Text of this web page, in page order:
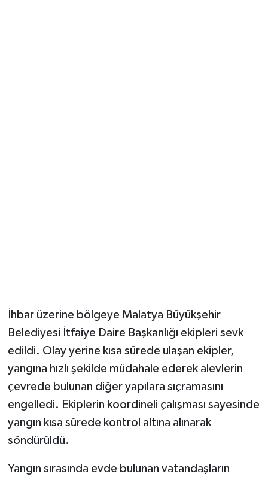
İhbar üzerine bölgeye Malatya Büyükşehir
Belediyesi İtfaiye Daire Başkanlığı ekipleri sevk
edildi. Olay yerine kısa sürede ulaşan ekipler,
yangına hızlı şekilde müdahale ederek alevlerin
çevrede bulunan diğer yapılara sıçramasını
engelledi. Ekiplerin koordineli çalışması sayesinde
yangın kısa sürede kontrol altına alınarak
söndürüldü.
Yangın sırasında evde bulunan vatandaşların